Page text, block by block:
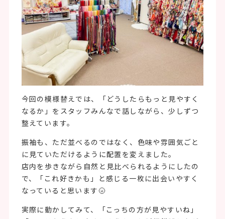
今回の模様替えでは、「どうしたらもっと見やすく
なるか」をスタッフみんなで話しながら、少しずつ
整えています。
振袖も、ただ並べるのではなく、色味や雰囲気ごと
に見ていただけるように配置を変えました。
店内を歩きながら自然と見比べられるようにしたの
で、「これ好きかも」と感じる一枚に出会いやすく
なっていると思います🌝
実際に動かしてみて、「こっちの方が見やすいね」